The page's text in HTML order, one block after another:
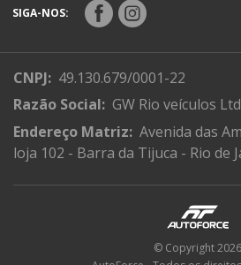
SIGA-NOS:
CNPJ: 49.130.679/0001-22
Razão Social: GW Rio veículos
Endereço Matriz: Avenida das
loja 102 - Barra da Tijuca - Rio de
© Copyright 2026